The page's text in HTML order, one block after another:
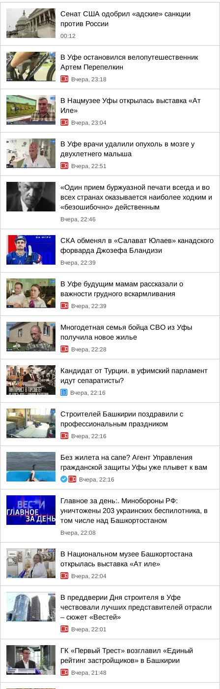
Сенат США одобрил «адские» санкции
против России
00:12
В Уфе остановился велопутешественник
Артем Перепелкин
Вчера, 23:18
В Нацмузее Уфы открылась выставка «Ат
Иле»
Вчера, 23:04
В Уфе врачи удалили опухоль в мозге у
двухлетнего малыша
Вчера, 22:51
«Один прием буржуазной печати всегда и во
всех странах оказывается наиболее ходким и
«безошибочно» действенным
Вчера, 22:46
СКА обменял в «Салават Юлаев» канадского
форварда Джозефа Бландизи
Вчера, 22:39
В Уфе будущим мамам рассказали о
важности грудного вскармливания
Вчера, 22:39
Многодетная семья бойца СВО из Уфы
получила новое жилье
Вчера, 22:28
Кандидат от Турции. в уфимский парламент
идут сепаратисты?
Вчера, 22:16
Строителей Башкирии поздравили с
профессиональным праздником
Вчера, 22:16
Без жилета на сапе? Агент Управления
гражданской защиты Уфы уже плывет к вам
Вчера, 22:16
Главное за день:. Минобороны РФ:
уничтожены 203 украинских беспилотника, в
том числе над Башкортостаном
Вчера, 22:08
В Национальном музее Башкортостана
открылась выставка «Ат иле»
Вчера, 22:04
В преддверии Дня строителя в Уфе
чествовали лучших представителей отрасли
– сюжет «Вестей»
Вчера, 22:01
ГК «Первый Трест» возглавил «Единый
рейтинг застройщиков» в Башкирии
Вчера, 21:48